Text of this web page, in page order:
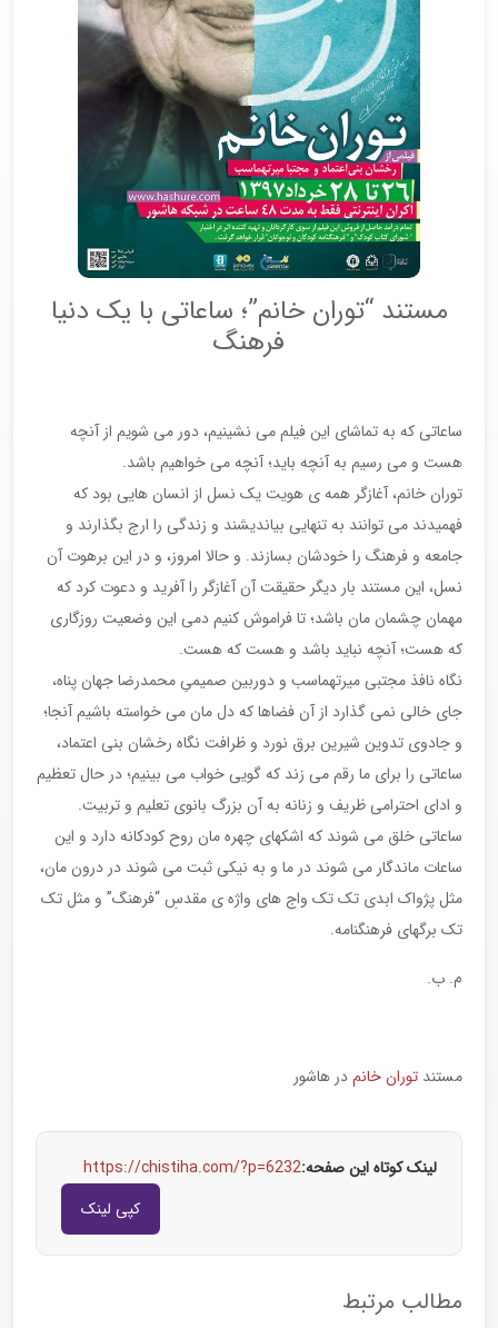
مستند “توران خانم”؛ ساعاتی با یک دنیا
فرهنگ
ساعاتی که به تماشای این فیلم می نشینیم، دور می شویم از آنچه
هست و می رسیم به آنچه باید؛ آنچه می خواهیم باشد.
توران خانم، آغازگر همه ی هویت یک نسل از انسان هایی بود که
فهمیدند می توانند به تنهایی بیاندیشند و زندگی را ارج بگذارند و
جامعه و فرهنگ را خودشان بسازند. و حالا امروز، و در این برهوت آن
نسل، این مستند بار دیگر حقیقت آن آغازگر را آفرید و دعوت کرد که
مهمان چشمان مان باشد؛ تا فراموش کنیم دمی این وضعیت روزگاری
که هست؛ آنچه نباید باشد و هست که هست.
نگاه نافذ مجتبی میرتهماسب و دوربین صمیمیِ محمدرضا جهان پناه،
جای خالی نمی گذارد از آن فضاها که دل مان می خواسته باشیم آنجا؛
و جادوی تدوین شیرین برق نورد و ظرافت نگاه رخشان بنی اعتماد،
ساعاتی را برای ما رقم می زند که گویی خواب می بینیم؛ در حال تعظیم
و ادای احترامی ظریف و زنانه به آن بزرگ بانوی تعلیم و تربیت.
ساعاتی خلق می شوند که اشکهای چهره مان روح کودکانه دارد و این
ساعات ماندگار می شوند در ما و به نیکی ثبت می شوند در درون مان،
مثل پژواک ابدی تک تک واج های واژه ی مقدسِ “فرهنگ” و مثل تک
تک برگهای فرهنگنامه.
م. ب.
مستند توران خانمدر هاشور
لینک کوتاه این صفحه:https://chistiha.com/?p=6232
کپی لینک
مطالب مرتبط